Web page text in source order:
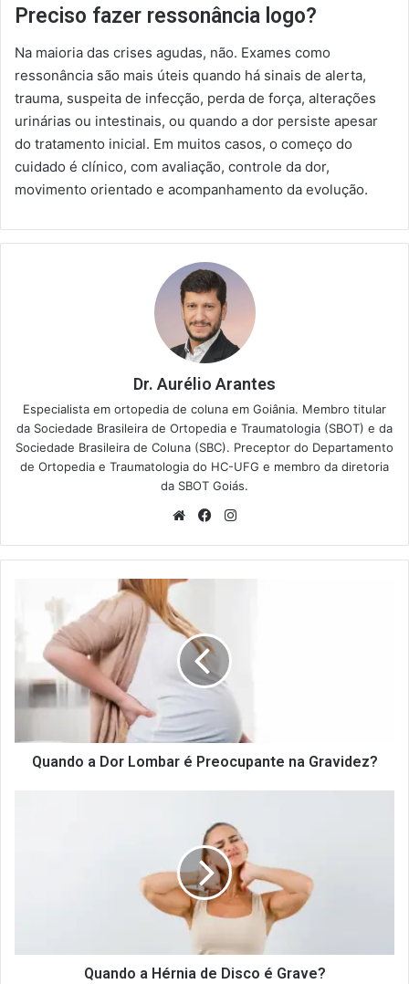
Preciso fazer ressonância logo?
Na maioria das crises agudas, não. Exames como
ressonância são mais úteis quando há sinais de alerta,
trauma, suspeita de infecção, perda de força, alterações
urinárias ou intestinais, ou quando a dor persiste apesar
do tratamento inicial. Em muitos casos, o começo do
cuidado é clínico, com avaliação, controle da dor,
movimento orientado e acompanhamento da evolução.
Dr. Aurélio Arantes
Especialista em ortopedia de coluna em Goiânia. Membro titular
da Sociedade Brasileira de Ortopedia e Traumatologia (SBOT) e da
Sociedade Brasileira de Coluna (SBC). Preceptor do Departamento
de Ortopedia e Traumatologia do HC-UFG e membro da diretoria
da SBOT Goiás.
WebsiteFacebook
Lombar
Preocupante
Quando a Dor Lombar é Preocupante na Gravidez?
Quando a Hérnia de Disco é Grave?